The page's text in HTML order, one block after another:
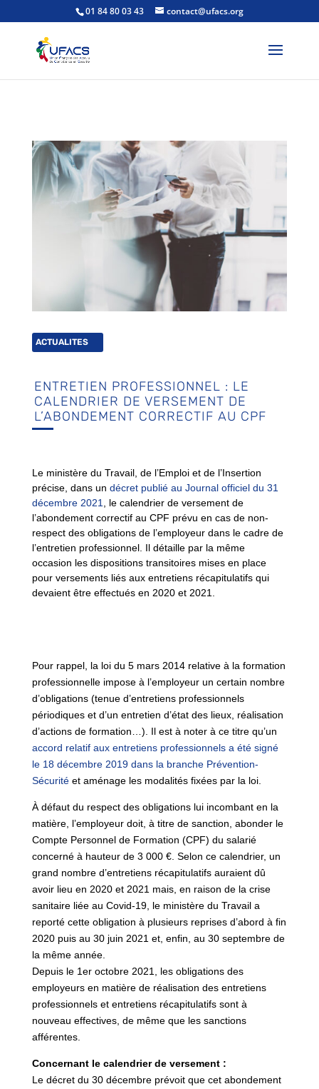
01 84 80 03 43 contact@ufacs.org
ACTUALITES
ENTRETIEN PROFESSIONNEL : LE
CALENDRIER DE VERSEMENT DE
L’ABONDEMENT CORRECTIF AU CPF
Le ministère du Travail, de l’Emploi et de l’Insertion
précise, dans un décret publié au Journal officiel du 31
décembre 2021
, le calendrier de versement de
l’abondement correctif au CPF prévu en cas de non-
respect des obligations de l’employeur dans le cadre de
l’entretien professionnel. Il détaille par la même
occasion les dispositions transitoires mises en place
pour versements liés aux entretiens récapitulatifs qui
devaient être effectués en 2020 et 2021.
Pour rappel, la loi du 5 mars 2014 relative à la formation
professionnelle impose à l’employeur un certain nombre
d’obligations (tenue d’entretiens professionnels
périodiques et d’un entretien d’état des lieux, réalisation
d’actions de formation…). Il est à noter à ce titre qu’un
accord relatif aux entretiens professionnels a été signé
le 18 décembre 2019 dans la branche Prévention-
Sécuritéet aménage les modalités fixées par la loi.
À défaut du respect des obligations lui incombant en la
matière, l’employeur doit, à titre de sanction, abonder le
Compte Personnel de Formation (CPF) du salarié
concerné à hauteur de 3 000 €. Selon ce calendrier, un
grand nombre d’entretiens récapitulatifs auraient dû
avoir lieu en 2020 et 2021 mais, en raison de la crise
sanitaire liée au Covid-19, le ministère du Travail a
reporté cette obligation à plusieurs reprises d’abord à fin
2020 puis au 30 juin 2021 et, enfin, au 30 septembre de
la même année.
Depuis le 1er octobre 2021, les obligations des
employeurs en matière de réalisation des entretiens
professionnels et entretiens récapitulatifs sont à
nouveau effectives, de même que les sanctions
afférentes.
Concernant le calendrier de versement :
Le décret du 30 décembre prévoit que cet abondement